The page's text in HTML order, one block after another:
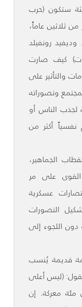
ستكون (حرب
ثلاثين عاماً،
رونفيلد
كيف صارت
والتأثير على
وتصوراته
الناس أو
أكثر من
الجماهير،
على مر
عسكرية
التصورات
اللجوء إلى
قديمة يُنسب
(ليس أعلى
معركة. إن